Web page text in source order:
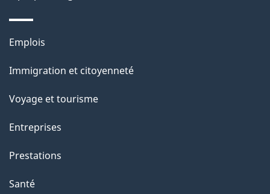
e
l
a
p
a
g
e
Thèmes
sujets
Emplois
Immigration et citoyenneté
Voyage et tourisme
Entreprises
Prestations
Santé